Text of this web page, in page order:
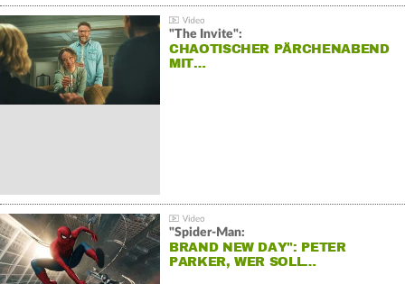
"The Invite":
CHAOTISCHER PÄRCHENABEND
MIT…
"Spider-Man:
BRAND NEW DAY": PETER
PARKER, WER SOLL…